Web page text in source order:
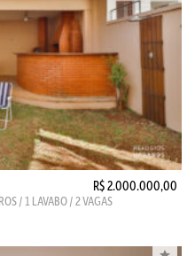
R$ 2.000.000,00
/ 1 LAVABO / 2 VAGAS